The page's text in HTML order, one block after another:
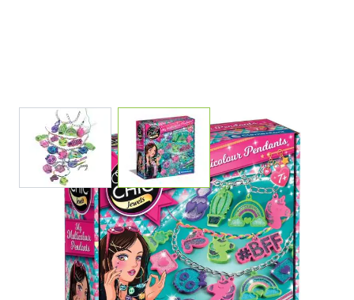
View larger imageView larger image
CLEMENTONI CRAZY CHIC - MY
MULTICOLOUR PENDANTS
CODICE:18757